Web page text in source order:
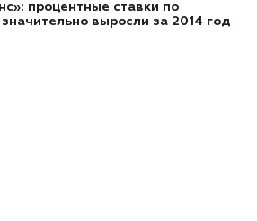
процентные ставки по
выросли за 2014 год